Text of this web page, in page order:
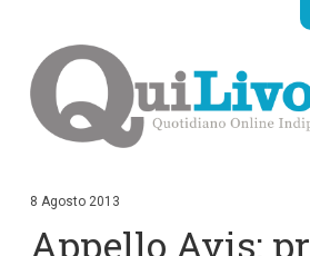
i
c
8 Agosto 2013
Appello Avis: